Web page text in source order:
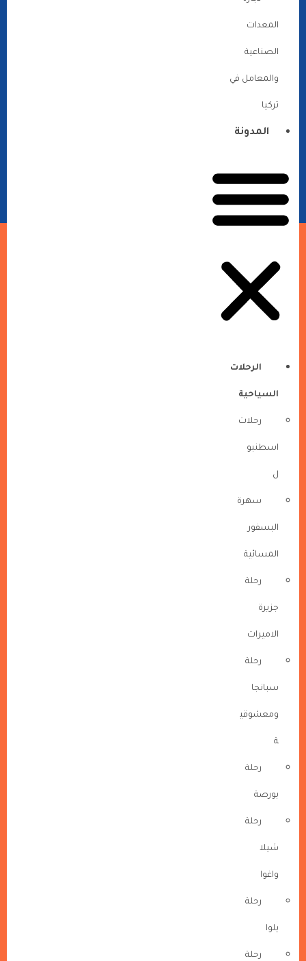
المعدات
الصناعية
والمعامل في
تركيا
المدونة
الرحلات
السياحية
رحلات
اسطنبو
ل
سهرة
البسفور
المسائية
رحلة
جزيرة
الاميرات
رحلة
سبانجا
ومعشوقي
ة
رحلة
بورصة
رحلة
شيلا
واغوا
رحلة
يلوا
رحلة